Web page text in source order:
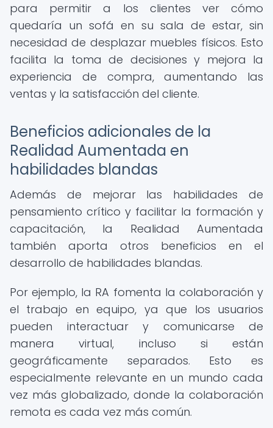
para permitir a los clientes ver cómo
quedaría un sofá en su sala de estar, sin
necesidad de desplazar muebles físicos. Esto
facilita la toma de decisiones y mejora la
experiencia de compra, aumentando las
ventas y la satisfacción del cliente.
Beneficios adicionales de la
Realidad Aumentada en
habilidades blandas
Además de mejorar las habilidades de
pensamiento crítico y facilitar la formación y
capacitación, la Realidad Aumentada
también aporta otros beneficios en el
desarrollo de habilidades blandas.
Por ejemplo, la RA fomenta la colaboración y
el trabajo en equipo, ya que los usuarios
pueden interactuar y comunicarse de
manera virtual, incluso si están
geográficamente separados. Esto es
especialmente relevante en un mundo cada
vez más globalizado, donde la colaboración
remota es cada vez más común.